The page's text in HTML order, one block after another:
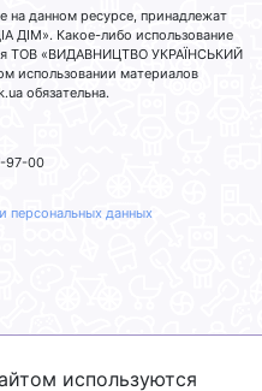
на данном ресурсе, принадлежат
Какое-либо использование
ТОВ «ВИДАВНИЦТВО УКРАЇНСЬКИЙ
использовании материалов
обязательна.
97-00
персональных данных
используются